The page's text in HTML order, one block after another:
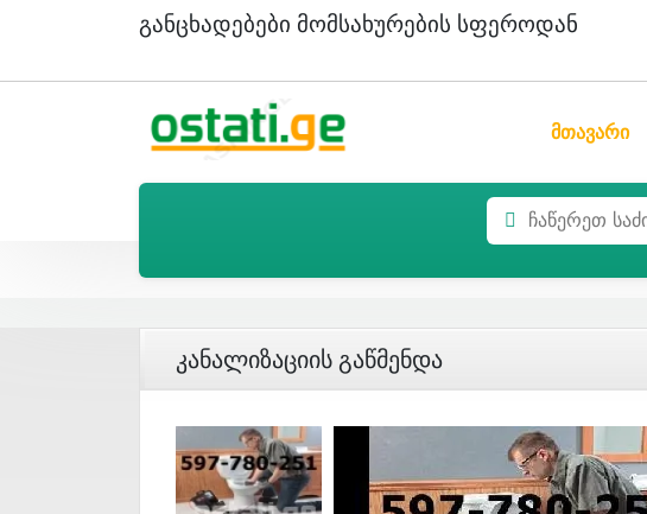
Განცხადებები Მომსახურების Სფეროდან
მთავარი
Კანალიზაციის Გაწმენდა